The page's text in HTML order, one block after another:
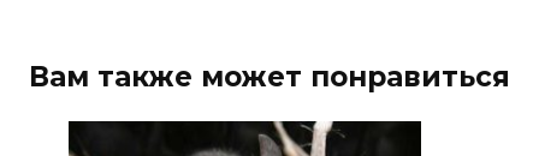
Вам также может понравиться